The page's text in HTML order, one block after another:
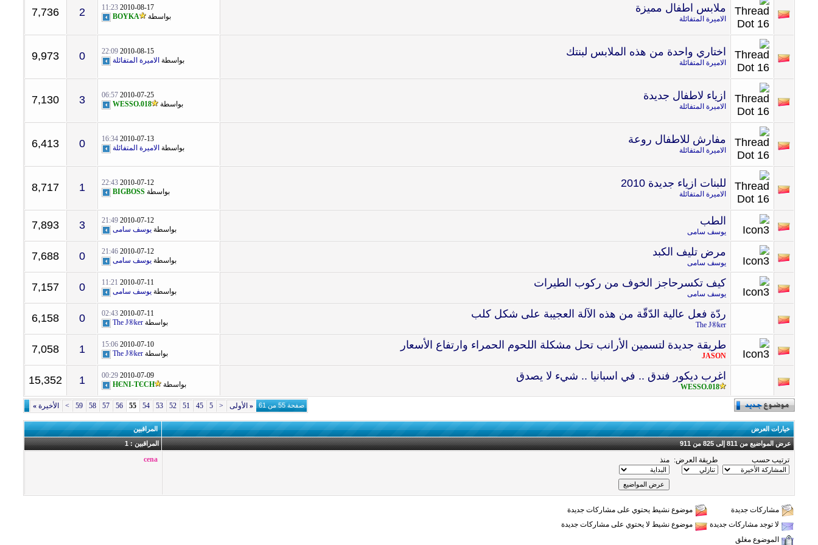
ملابس اطفال مميزة
الاميرة المتفائلة
2010-08-17
11:23
بواسطة
BOYKA
2
7,736
اختاري واحدة من هذه الملابس لبنتك
الاميرة المتفائلة
2010-08-15
22:09
بواسطة الاميرة المتفائلة 0
9,973
ازياء لاطفال جديدة
الاميرة المتفائلة
2010-07-25
06:57
بواسطة
WESSO.018
3
7,130
مفارش للاطفال روعة
الاميرة المتفائلة
2010-07-13
16:34
بواسطة الاميرة المتفائلة 0
6,413
للبنات ازياء جديدة 2010
الاميرة المتفائلة
2010-07-12
22:43
بواسطة BIGBOSS
1
8,717
الطب
يوسف سامى
2010-07-12
21:49
بواسطة يوسف سامى 3
7,893
مرض تليف الكبد
يوسف سامى
2010-07-12
21:46
بواسطة يوسف سامى 0
7,688
كيف تكسرحاجز الخوف من ركوب الطيرات
يوسف سامى
2010-07-11
11:21
بواسطة يوسف سامى 0
7,157
ردّة فعل عالية الدّقّة من هذه الآلة العجيبة على شكل كلب
The J®ker
2010-07-11
02:43
بواسطة The J®ker
0
6,158
طريقة جديدة لتسمين الأرانب تحل مشكلة اللحوم الحمراء وارتفاع الأسعار
JASON
2010-07-10
15:06
بواسطة The J®ker
1
7,058
اغرب ديكور فندق .. في اسبانيا .. شيء لا يصدق
WESSO.018
2010-07-09
00:29
بواسطة
HЄNI-TЄCH
1
15,352
صفحة 55 من 61 « الأولى <
5
45
51
52
53
54
55
56
57
58
59
> الأخيرة »
خيارات العرض المراقبين
عرض المواضيع من 811 إلى 825 من 911 المراقبين : 1
ترتيب حسب طريقة العرض: منذ cena
مشاركات جديدة
موضوع نشيط يحتوي على مشاركات جديدة
لا توجد مشاركات جديدة
موضوع نشيط لا يحتوي على مشاركات جديدة
الموضوع مغلق